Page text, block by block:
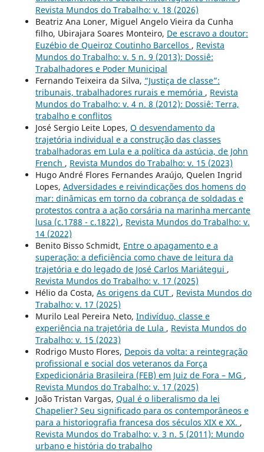
Revista Mundos do Trabalho: v. 18 (2026)
Beatriz Ana Loner, Miguel Angelo Vieira da Cunha
filho, Ubirajara Soares Monteiro, De escravo a doutor:
Euzébio de Queiroz Coutinho Barcellos , Revista
Mundos do Trabalho: v. 5 n. 9 (2013): Dossiê:
Trabalhadores e Poder Municipal
Fernando Teixeira da Silva, “Justiça de classe”:
tribunais, trabalhadores rurais e memória , Revista
Mundos do Trabalho: v. 4 n. 8 (2012): Dossiê: Terra,
trabalho e conflitos
José Sergio Leite Lopes, O desvendamento da
trajetória individual e a construção das classes
trabalhadoras em Lula e a política da astúcia, de John
French , Revista Mundos do Trabalho: v. 15 (2023)
Hugo André Flores Fernandes Araújo, Quelen Ingrid
Lopes, Adversidades e reivindicações dos homens do
mar: dinâmicas em torno da cobrança de soldadas e
protestos contra a ação corsária na marinha mercante
lusa (c.1788 - c.1822) , Revista Mundos do Trabalho: v.
14 (2022)
Benito Bisso Schmidt, Entre o apagamento e a
superação: a deficiência como chave de leitura da
trajetória e do legado de José Carlos Mariátegui ,
Revista Mundos do Trabalho: v. 17 (2025)
Hélio da Costa, As origens da CUT , Revista Mundos do
Trabalho: v. 17 (2025)
Murilo Leal Pereira Neto, Indivíduo, classe e
experiência na trajetória de Lula , Revista Mundos do
Trabalho: v. 15 (2023)
Rodrigo Musto Flores, Depois da volta: a reintegração
profissional e social dos veteranos da Força
Expedicionária Brasileira (FEB) em Juiz de Fora – MG ,
Revista Mundos do Trabalho: v. 17 (2025)
João Tristan Vargas, Qual é o liberalismo da lei
Chapelier? Seu significado para os contemporâneos e
para a historiografia francesa dos séculos XIX e XX. ,
Revista Mundos do Trabalho: v. 3 n. 5 (2011): Mundo
urbano e história do trabalho